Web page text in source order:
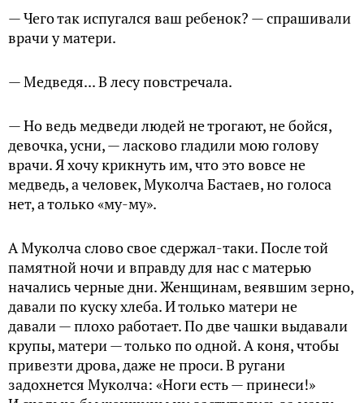
— Чего так испугался ваш ребенок? — спрашивали
врачи у матери.
— Медведя... В лесу повстречала.
— Но ведь медведи людей не трогают, не бойся,
девочка, усни, — ласково гладили мою голову
врачи. Я хочу крикнуть им, что это вовсе не
медведь, а человек, Муколча Бастаев, но голоса
нет, а только «му-му».
А Муколча слово свое сдержал-таки. После той
памятной ночи и вправду для нас с матерью
начались черные дни. Женщинам, веявшим зерно,
давали по куску хлеба. И только матери не
давали — плохо работает. По две чашки выдавали
крупы, матери — только по одной. А коня, чтобы
привезти дрова, даже не проси. В ругани
задохнется Муколча: «Ноги есть — принеси!»